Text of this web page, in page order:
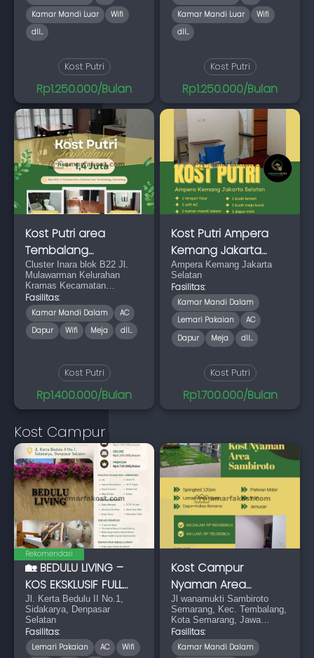
Kamar Mandi Luar
Wifi
dll...
Kost Putri
Rp1.250.000/Bulan
Kamar Mandi Luar
Wifi
dll...
Kost Putri
Rp1.250.000/Bulan
Kost Putri area
Tembalang
Mulawarman
Cluster Inara blok B22 Jl.
Mulawarman Kelurahan
Kramas Kecamatan
Tembalang
Fasilitas:
Kamar Mandi Dalam
AC
Dapur
Wifi Meja dll...
Kost Putri
Rp1.400.000/Bulan
Kost Putri Ampera
Kemang Jakarta
Selatan
Ampera Kemang Jakarta
Selatan
Fasilitas:
Kamar Mandi Dalam
Lemari Pakaian
AC
Dapur
Meja dll...
Kost Putri
Rp1.700.000/Bulan
Kost Campur
Rekomendasi
🏡 BEDULU LIVING –
KOS EKSKLUSIF FULL
FURNISHED
Jl. Kerta Bedulu II No.1,
Sidakarya, Denpasar
Selatan
Fasilitas:
Lemari Pakaian AC
Wifi
Kost Campur
Nyaman Area
Sambiroto
Jl wanamukti Sambiroto
Semarang, Kec. Tembalang,
Kota Semarang, Jawa
Tengah
Fasilitas:
Kamar Mandi Dalam